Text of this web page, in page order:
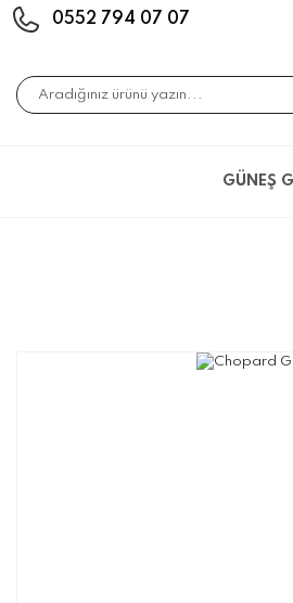
0552 794 07 07
GÜNEŞ